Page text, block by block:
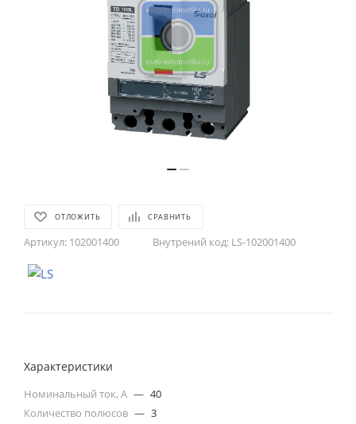
ОТЛОЖИТЬ СРАВНИТЬ
Артикул: 102001400 Внутрений код: LS-102001400
Характеристики
Номинальный ток, А — 40
Количество полюсов — 3